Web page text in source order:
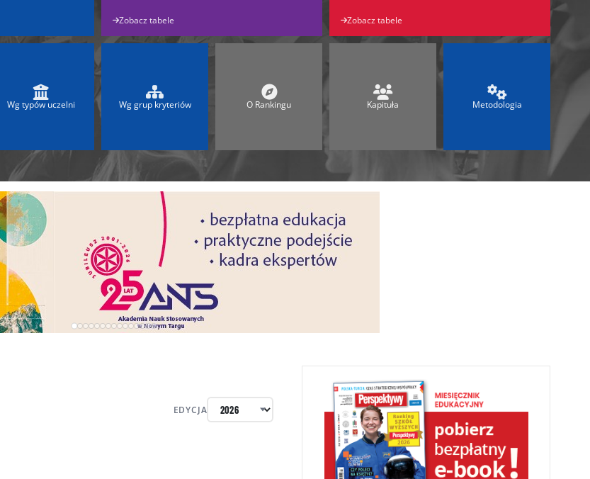
Ranking Szkół Olimpijskich
Ranking Szkół Olimpijskich
Zobacz tabele Zobacz tabele
Wg typów uczelni Wg grup kryteriów O Rankingu Kapituła Metodologia
EDYCJA